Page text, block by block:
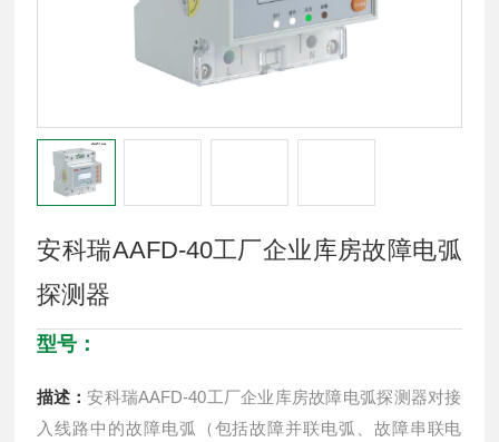
安科瑞AAFD-40工厂企业库房故障电弧
探测器
型号：
描述：安科瑞AAFD-40工厂企业库房故障电弧探测器对接
入线路中的故障电弧（包括故障并联电弧、故障串联电